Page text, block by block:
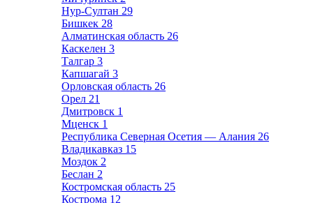
Нур-Султан 29
Бишкек 28
Алматинская область 26
Каскелен 3
Талгар 3
Капшагай 3
Орловская область 26
Орел 21
Дмитровск 1
Мценск 1
Республика Северная Осетия — Алания 26
Владикавказ 15
Моздок 2
Беслан 2
Костромская область 25
Кострома 12